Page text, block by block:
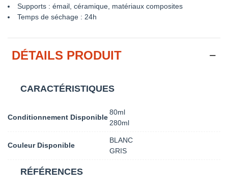
Supports : émail, céramique, matériaux composites
Temps de séchage : 24h
DÉTAILS PRODUIT
CARACTÉRISTIQUES
Conditionnement Disponible
80ml
280ml
Couleur Disponible
BLANC
GRIS
RÉFÉRENCES